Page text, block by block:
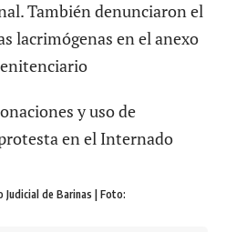
También denunciaron el
lacrimógenas en el anexo
Judicial de Barinas | Foto: